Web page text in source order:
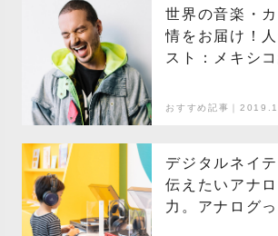
世界の音楽・
情をお届け！
スト：メキシ
おすすめ記事｜
デジタルネイ
伝えたいアナ
力。アナログ